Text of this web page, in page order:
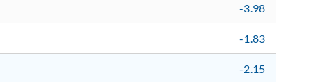
-3.98
-1.83
-2.15